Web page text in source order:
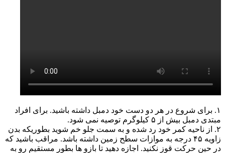
۱. برای شروع در هر دو دست خود دمبل داشته باشید. برای افراد
مبتدی دمبل بیش از ۵ کیلوگرم توصیه نمی شود.
۲. از ناحیه کمر خود رد شده و به سمت جلو خم شوید بطوریکه بدن
زاویه ۴۵ درجه به موازات سطح زمین داشته باشد. مراقب باشید که
در حین حرکت قوز نکنید. اجازه دهید تا بازو ها بطور مستقیم رو به